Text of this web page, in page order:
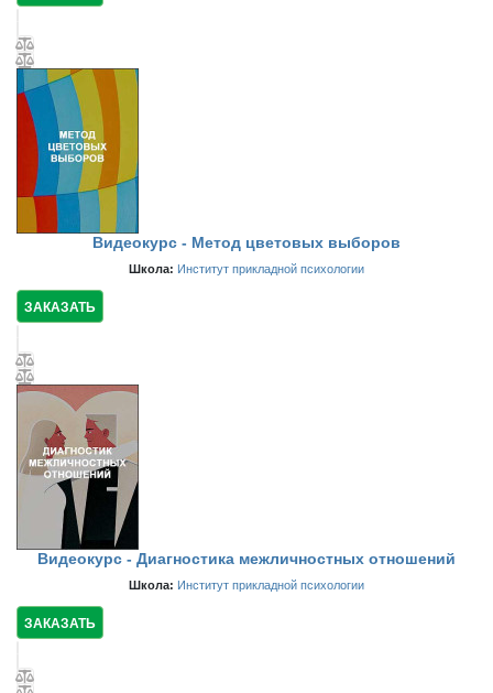
Видеокурс - Метод цветовых выборов
Школа: Институт прикладной психологии
ЗАКАЗАТЬ
Видеокурс - Диагностика межличностных отношений
Школа: Институт прикладной психологии
ЗАКАЗАТЬ